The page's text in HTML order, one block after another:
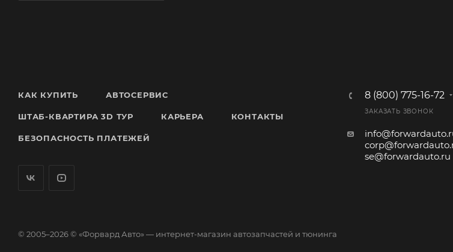
КАК КУПИТЬ АВТОСЕРВИС
ШТАБ-КВАРТИРА 3D ТУР КАРЬЕРА КОНТАКТЫ
БЕЗОПАСНОСТЬ ПЛАТЕЖЕЙ
8 (800) 775-16-72
ЗАКАЗАТЬ ЗВОНОК
se@forwardauto.ru
© 2005–2026 © «Форвард Авто» — интернет-магазин автозапчастей и тюнинга